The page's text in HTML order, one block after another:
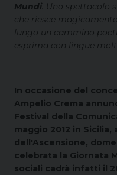
Mundi . Uno spettacolo
che riesce
lungo un cammino
esprima con lingue
In occasione del
Ampelio Crema
Festival della
maggio 2012 in
dell'Ascensione,
celebrata la Giornata
sociali cadrà infatti il